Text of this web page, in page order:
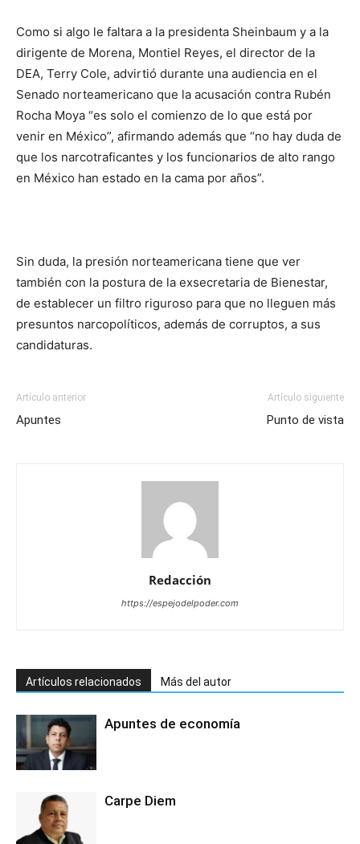
Como si algo le faltara a la presidenta Sheinbaum y a la
dirigente de Morena, Montiel Reyes, el director de la
DEA, Terry Cole, advirtió durante una audiencia en el
Senado norteamericano que la acusación contra Rubén
Rocha Moya “es solo el comienzo de lo que está por
venir en México”, afirmando además que “no hay duda de
que los narcotraficantes y los funcionarios de alto rango
en México han estado en la cama por años”.
Sin duda, la presión norteamericana tiene que ver
también con la postura de la exsecretaria de Bienestar,
de establecer un filtro riguroso para que no lleguen más
presuntos narcopolíticos, además de corruptos, a sus
candidaturas.
Artículo anterior
Apuntes
Artículo siguiente
Punto de vista
Redacción
https://espejodelpoder.com
Artículos relacionados Más del autor
Apuntes de economía
Carpe Diem